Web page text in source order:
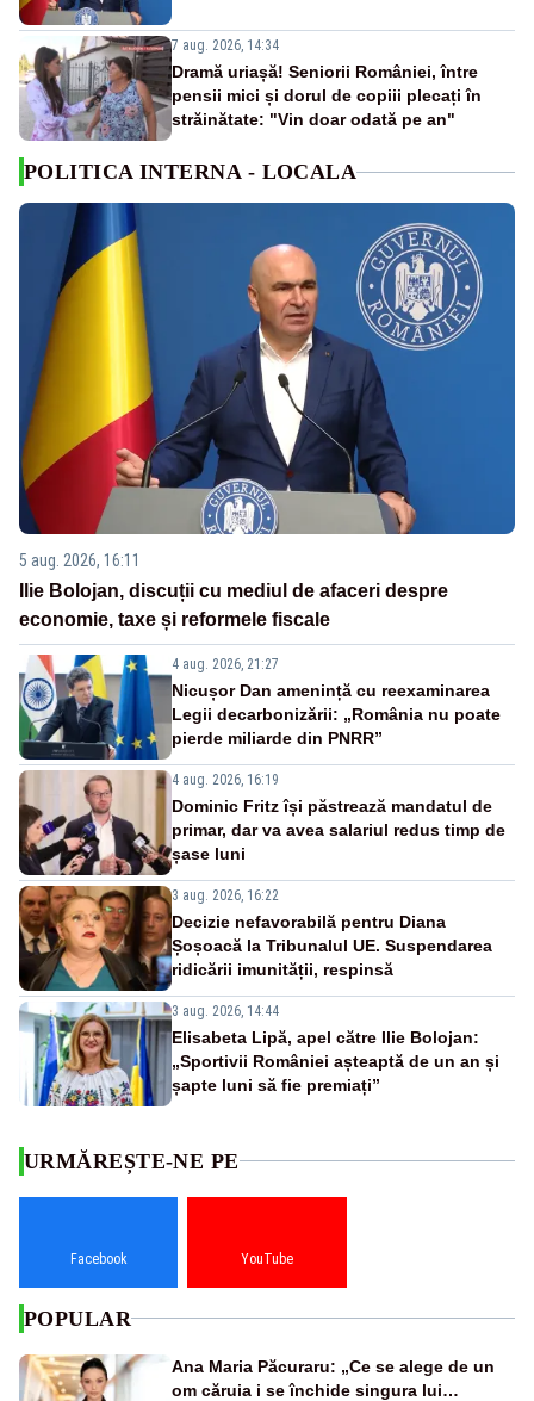
7 aug. 2026, 14:34
Dramă uriașă! Seniorii României, între
pensii mici și dorul de copiii plecați în
străinătate: "Vin doar odată pe an"
POLITICA INTERNA - LOCALA
5 aug. 2026, 16:11
Ilie Bolojan, discuții cu mediul de afaceri despre
economie, taxe și reformele fiscale
4 aug. 2026, 21:27
Nicușor Dan amenință cu reexaminarea
Legii decarbonizării: „România nu poate
pierde miliarde din PNRR”
4 aug. 2026, 16:19
Dominic Fritz își păstrează mandatul de
primar, dar va avea salariul redus timp de
șase luni
3 aug. 2026, 16:22
Decizie nefavorabilă pentru Diana
Șoșoacă la Tribunalul UE. Suspendarea
ridicării imunității, respinsă
3 aug. 2026, 14:44
Elisabeta Lipă, apel către Ilie Bolojan:
„Sportivii României așteaptă de un an și
șapte luni să fie premiați”
URMĂREȘTE-NE PE
Facebook YouTube
POPULAR
Ana Maria Păcuraru: „Ce se alege de un
om căruia i se închide singura lui